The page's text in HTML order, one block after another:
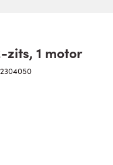
zits, 1 motor